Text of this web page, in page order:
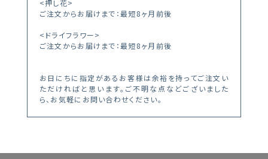
<押し花>
ご注文からお届けまで：最短8ヶ月前後
<ドライフラワー>
ご注文からお届けまで：最短8ヶ月前後
お日にちに指定があるお客様は余裕を持ってご注文い
ただければと思います。ご不明な点などございました
ら、お気軽にお問い合わせください。